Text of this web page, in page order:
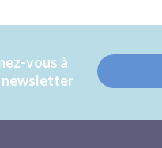
vous à